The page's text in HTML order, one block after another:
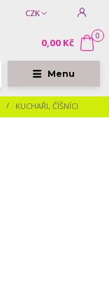
Menu
CZK
0
0,00 Kč
KUCHAŘI, ČÍŠNÍCI